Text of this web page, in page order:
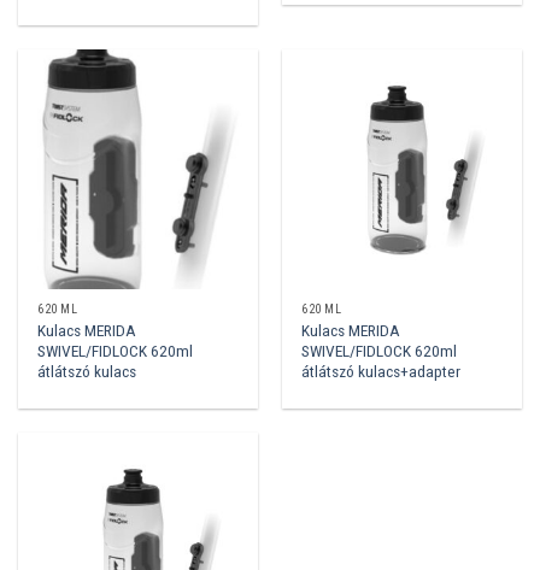
620 ML
Kulacs MERIDA
SWIVEL/FIDLOCK 620ml
átlátszó kulacs
620 ML
Kulacs MERIDA
SWIVEL/FIDLOCK 620ml
átlátszó kulacs+adapter